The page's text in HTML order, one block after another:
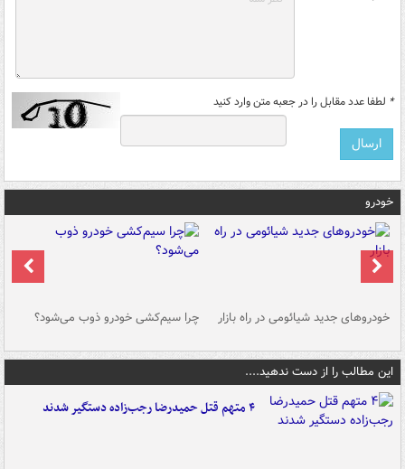
* لطفا عدد مقابل را در جعبه متن وارد کنید
خودرو
خودروهای جدید شیائومی در راه بازار چرا سیم‌کشی خودرو ذوب می‌شود؟
این مطالب را از دست ندهید....
۴ متهم قتل حمیدرضا رجب‌زاده دستگیر شدند